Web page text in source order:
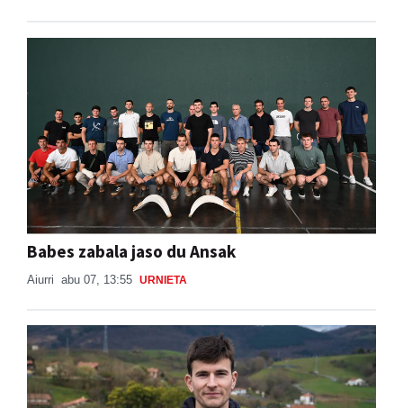
Babes zabala jaso du Ansak
Aiurri abu 07, 13:55 URNIETA